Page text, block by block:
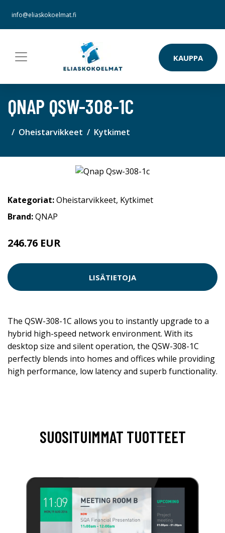
info@eliaskokoelmat.fi
KAUPPA
QNAP QSW-308-1C
Oheistarvikkeet Kytkimet
Kategoriat:Oheistarvikkeet, Kytkimet
Brand:QNAP
246.76 EUR
LISÄTIETOJA
The QSW-308-1C allows you to instantly upgrade to a
hybrid high-speed network environment. With its
desktop size and silent operation, the QSW-308-1C
perfectly blends into homes and offices while providing
high performance, low latency and superb functionality.
SUOSITUIMMAT TUOTTEET